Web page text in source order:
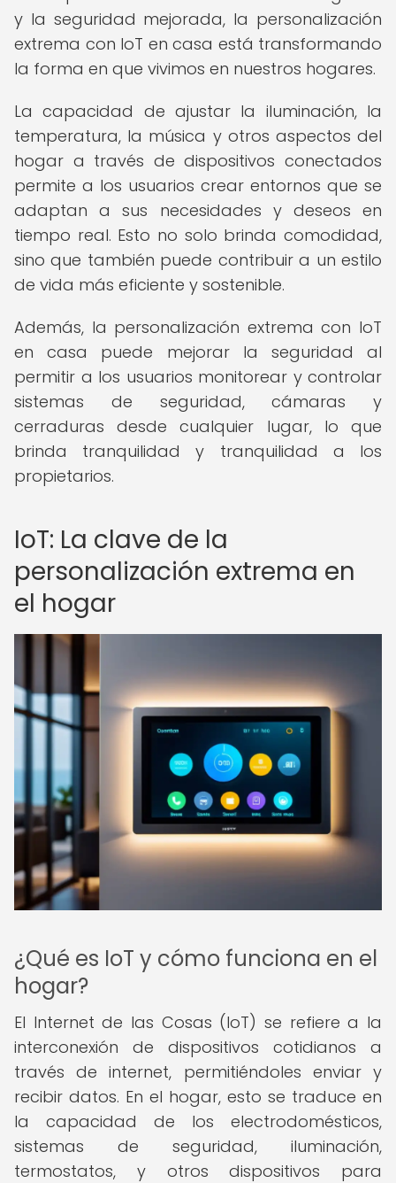
y la seguridad mejorada, la personalización
extrema con IoT en casa está transformando
la forma en que vivimos en nuestros hogares.
La capacidad de ajustar la iluminación, la
temperatura, la música y otros aspectos del
hogar a través de dispositivos conectados
permite a los usuarios crear entornos que se
adaptan a sus necesidades y deseos en
tiempo real. Esto no solo brinda comodidad,
sino que también puede contribuir a un estilo
de vida más eficiente y sostenible.
Además, la personalización extrema con IoT
en casa puede mejorar la seguridad al
permitir a los usuarios monitorear y controlar
sistemas de seguridad, cámaras y
cerraduras desde cualquier lugar, lo que
brinda tranquilidad y tranquilidad a los
propietarios.
IoT: La clave de la
personalización extrema en
el hogar
¿Qué es IoT y cómo funciona en el
hogar?
El Internet de las Cosas (IoT) se refiere a la
interconexión de dispositivos cotidianos a
través de internet, permitiéndoles enviar y
recibir datos. En el hogar, esto se traduce en
la capacidad de los electrodomésticos,
sistemas de seguridad, iluminación,
termostatos, y otros dispositivos para